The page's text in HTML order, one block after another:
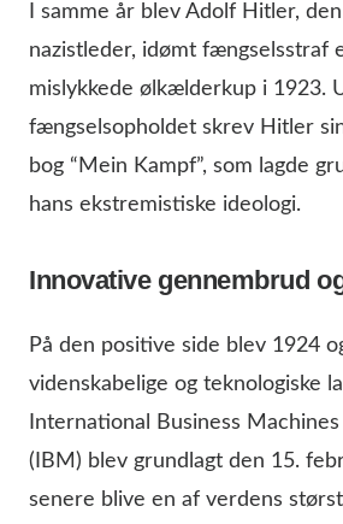
I samme år blev Adolf Hitler,
nazistleder, idømt fængselsstraf
mislykkede ølkælderkup i 1923.
fængselsopholdet skrev Hitler
bog “Mein Kampf”, som lagde
hans ekstremistiske ideologi.
Innovative gennembrud
På den positive side blev 1924
videnskabelige og teknologiske
International Business
(IBM) blev grundlagt den 15.
senere blive en af verdens